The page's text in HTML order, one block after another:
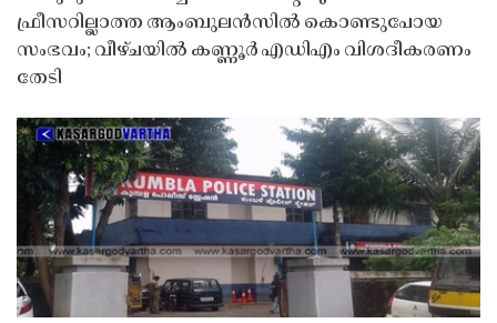
ഫ്രീസറില്ലാത്ത ആംബുലൻസിൽ കൊണ്ടുപോയ
സംഭവം; വീഴ്ചയിൽ കണ്ണൂർ എഡിഎം വിശദീകരണം
തേടി